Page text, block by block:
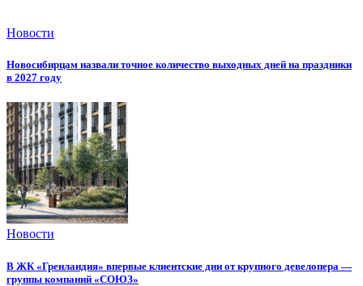
Новости
Новосибирцам назвали точное количество выходных дней на праздники
в 2027 году
Новости
В ЖК «Гренландия» впервые клиентские дни от крупного девелопера —
группы компаний «СОЮЗ»